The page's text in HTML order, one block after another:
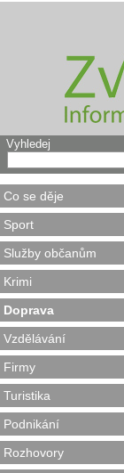
Vyhledej
Co se děje
Sport
Služby občanům
Krimi
Doprava
Vzdělávání
Firmy
Turistika
Podnikání
Rozhovory